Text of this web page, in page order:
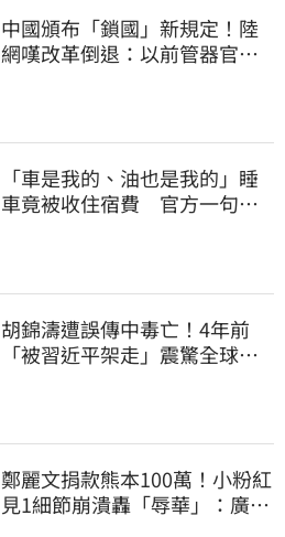
中國頒布「鎖國」新規定！陸
網嘆改革倒退：以前管器官現
「車是我的、油也是我的」睡
車竟被收住宿費 官方一句話
胡錦濤遭誤傳中毒亡！4年前
「被習近平架走」震驚全球
鄭麗文捐款熊本100萬！小粉紅
見1細節崩潰轟「辱華」：廣西